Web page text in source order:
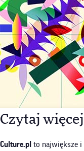
Czytaj
Culture.pl to największe i